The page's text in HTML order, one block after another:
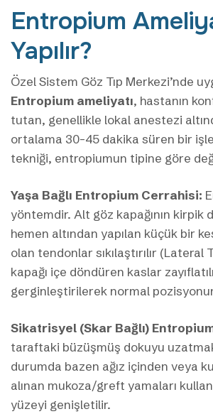
Entropium
Yapılır?
Özel Sistem Göz Tıp Merkezi’nde
Entropium ameliyatı, hastanın
tutan, genellikle lokal anestezi
ortalama 30-45 dakika süren bir
tekniği, entropiumun tipine göre
Yaşa Bağlı Entropium Cerrahisi:
yöntemdir. Alt göz kapağının kirpik
hemen altından yapılan küçük bir
olan tendonlar sıkılaştırılır (Lateral
kapağı içe döndüren kaslar
gerginleştirilerek normal
Sikatrisyel (Skar Bağlı)
taraftaki büzüşmüş dokuyu
durumda bazen ağız içinden veya
alınan mukoza/greft yamaları
yüzeyi genişletilir.